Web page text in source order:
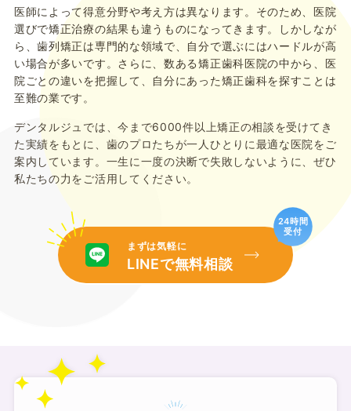
医師によって得意分野や考え方は異なります。そのため、医院
選びで矯正治療の結果も違うものになってきます。しかしなが
ら、歯列矯正は専門的な領域で、自分で選ぶにはハードルが高
い場合が多いです。さらに、数ある矯正歯科医院の中から、医
院ごとの違いを把握して、自分にあった矯正歯科を探すことは
至難の業です。
デンタルジュでは、今まで6000件以上矯正の相談を受けてき
た実績をもとに、歯のプロたちが一人ひとりに最適な医院をご
案内しています。一生に一度の決断で失敗しないように、ぜひ
私たちの力をご活用してください。
まずは気軽に
LINEで無料相談
24時間
受付